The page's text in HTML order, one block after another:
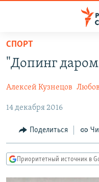
упрощенного
доступа
содержанию
Вернутся
главной
навигации
Вернутся
ПРОГРАММЫ
ПОДКАСТЫ
АВТОРСКИЕ ПРОЕКТЫ
ЦИТАТЫ СВОБОДЫ
МНЕНИЯ
КУЛЬТУРА
IDEL.РЕАЛИИ
СПОРТ
"Допинг
Алексей Кузнецов
14 декабря 2016
Поделиться
Приоритетный источник в